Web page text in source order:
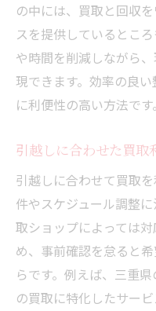
の中には、買取と回収
スを提供しているとこ
や時間を削減しながら
現できます。効率の良
に利便性の高い方法です。
引越しに合わせた買取
引越しに合わせて買取
件やスケジュール調整
取ショップによっては
め、事前確認を怠ると
らです。例えば、三重
の買取に特化したサー